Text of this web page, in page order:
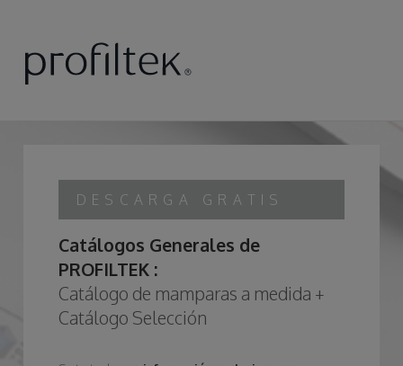
DESCARGA GRATIS
Catálogos Generales de
PROFILTEK :
Catálogo de mamparas a medida +
Catálogo Selección